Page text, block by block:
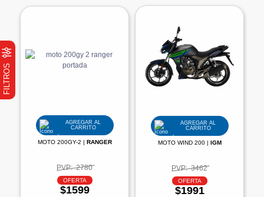
FILTROS
AGREGAR AL
CARRITO
MOTO 200GY-2 | RANGER
PVP: 2780
OFERTA
$1599
AGREGAR AL
CARRITO
MOTO WIND 200 | IGM
PVP: 3462
OFERTA
$1991